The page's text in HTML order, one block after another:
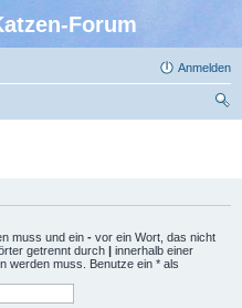
Forum
Anmelden
muss und ein - vor ein Wort, das nicht
getrennt durch | innerhalb einer
werden muss. Benutze ein * als